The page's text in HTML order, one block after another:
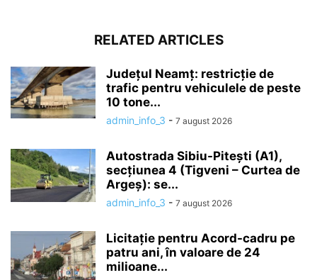
RELATED ARTICLES
Județul Neamț: restricție de
trafic pentru vehiculele de peste
10 tone...
admin_info_3 - 7 august 2026
Autostrada Sibiu-Pitești (A1),
secțiunea 4 (Tigveni – Curtea de
Argeș): se...
admin_info_3 - 7 august 2026
Licitație pentru Acord-cadru pe
patru ani, în valoare de 24
milioane...